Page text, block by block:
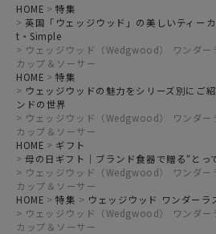
HOME
特集
英国「ウェッジウッド」の美しいティー
t・Simple
ウェッジウッド（Wedgwood） ワンダー
カップ＆ソーサー
HOME
特集
ウェッジウッドの魅力をシリーズ別にご
ンドの世界
ウェッジウッド（Wedgwood） ワンダー
カップ＆ソーサー
HOME
ギフト
母の日ギフト｜ブランド食器で贈る“とっ
ウェッジウッド（Wedgwood） ワンダー
カップ＆ソーサー
HOME
特集
ウェッジウッド ワンダーラ
ウェッジウッド（Wedgwood） ワンダー
カップ＆ソーサー